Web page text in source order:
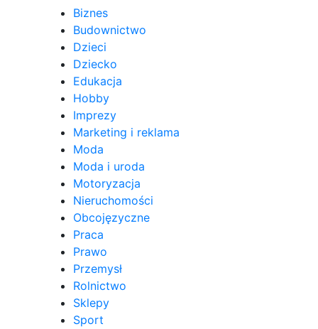
Biznes
Budownictwo
Dzieci
Dziecko
Edukacja
Hobby
Imprezy
Marketing i reklama
Moda
Moda i uroda
Motoryzacja
Nieruchomości
Obcojęzyczne
Praca
Prawo
Przemysł
Rolnictwo
Sklepy
Sport